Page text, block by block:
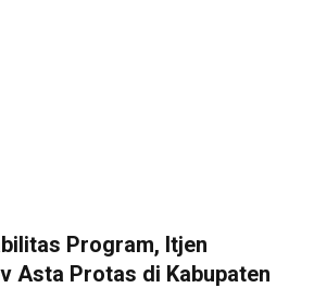
Program, Itjen
Asta Protas di Kabupaten